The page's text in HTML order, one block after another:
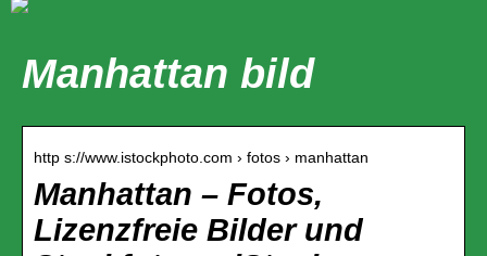
Manhattan bild
http s://www.istockphoto.com › fotos › manhattan
Manhattan – Fotos,
Lizenzfreie Bilder und